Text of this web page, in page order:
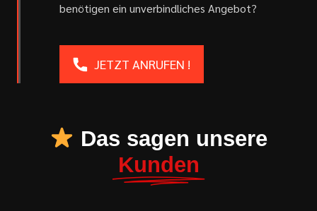
benötigen ein unverbindliches Angebot?
JETZT ANRUFEN !
Das sagen unsere
Kunden